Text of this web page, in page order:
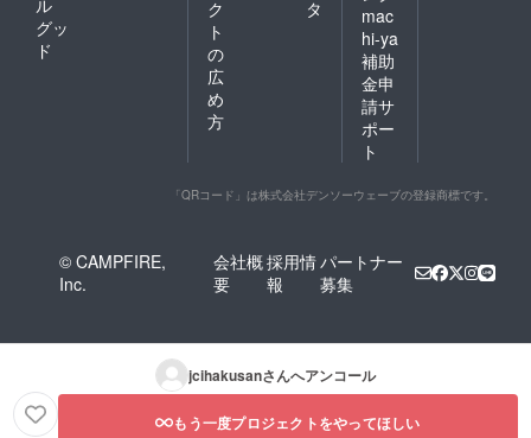
ル
グッ
ド
ク
ト
の
広
め
方
タ
mac
hi-ya
補助
金申
請サ
ポー
ト
「QRコード」は株式会社デンソーウェーブの登録商標です。
© CAMPFIRE,
Inc.
会社概
要
採用情
報
パートナー
募集
jcihakusanさんへアンコール
もう一度プロジェクトをやってほしい